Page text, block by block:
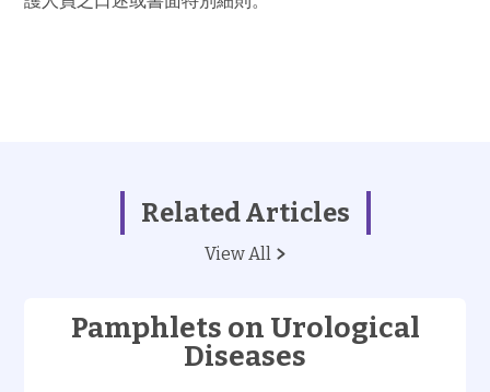
Related Articles
View All
Pamphlets on Urological
Diseases